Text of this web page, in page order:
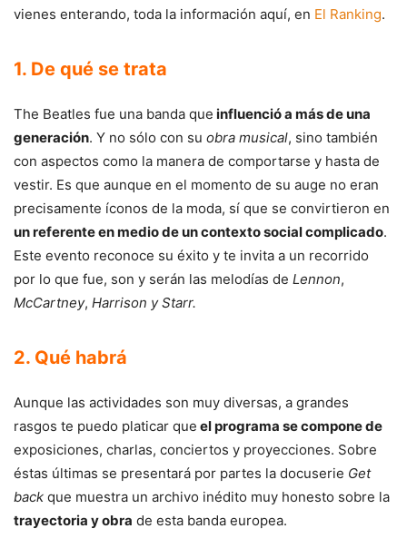
vienes enterando, toda la información aquí, en El Ranking.
1. De qué se trata
The Beatles fue una banda que influenció a más de una
generación. Y no sólo con su obra musical, sino también
con aspectos como la manera de comportarse y hasta de
vestir. Es que aunque en el momento de su auge no eran
precisamente íconos de la moda, sí que se convirtieron en
un referente en medio de un contexto social complicado.
Este evento reconoce su éxito y te invita a un recorrido
por lo que fue, son y serán las melodías de Lennon,
McCartney, Harrison y Starr.
2. Qué habrá
Aunque las actividades son muy diversas, a grandes
rasgos te puedo platicar que el programa se compone de
exposiciones, charlas, conciertos y proyecciones. Sobre
éstas últimas se presentará por partes la docuserie Get
back que muestra un archivo inédito muy honesto sobre la
trayectoria y obra de esta banda europea.